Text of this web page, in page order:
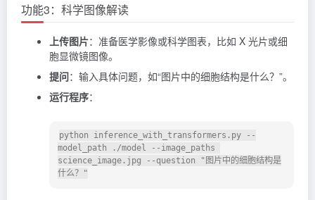
功能3：科学图像解读
上传图片：准备医学影像或科学图表，比如 X 光片或细
胞显微镜图像。
提问：输入具体问题，如“图片中的细胞结构是什么？”。
运行程序：
python inference_with_transformers.py --
model_path ./model --image_paths
science_image.jpg --question "图片中的细胞结构是